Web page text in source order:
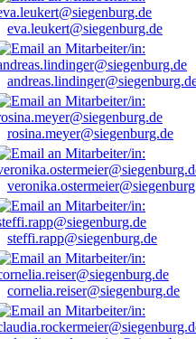
eva.leukert@siegenburg.de
rosina.meyer@siegenburg.de
steffi.rapp@siegenburg.de
cornelia.reiser@siegenburg.de